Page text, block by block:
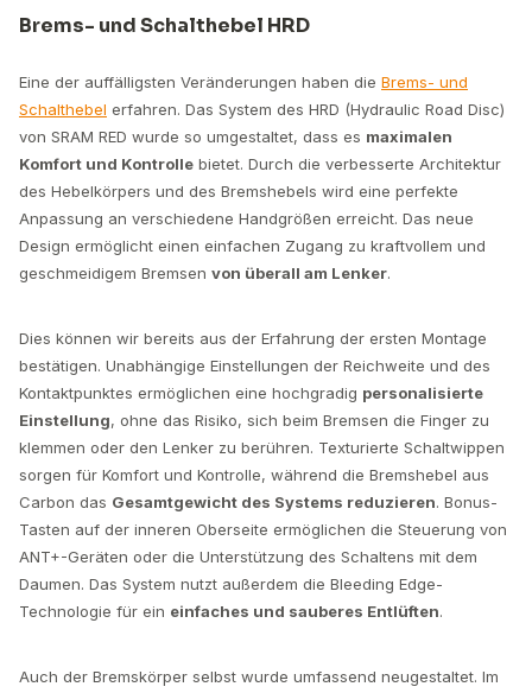
Brems- und Schalthebel HRD
Eine der auffälligsten Veränderungen haben die Brems- und
Schalthebel erfahren. Das System des HRD (Hydraulic Road Disc)
von SRAM RED wurde so umgestaltet, dass es maximalen
Komfort und Kontrolle bietet. Durch die verbesserte Architektur
des Hebelkörpers und des Bremshebels wird eine perfekte
Anpassung an verschiedene Handgrößen erreicht. Das neue
Design ermöglicht einen einfachen Zugang zu kraftvollem und
geschmeidigem Bremsen von überall am Lenker.
Dies können wir bereits aus der Erfahrung der ersten Montage
bestätigen. Unabhängige Einstellungen der Reichweite und des
Kontaktpunktes ermöglichen eine hochgradig personalisierte
Einstellung, ohne das Risiko, sich beim Bremsen die Finger zu
klemmen oder den Lenker zu berühren. Texturierte Schaltwippen
sorgen für Komfort und Kontrolle, während die Bremshebel aus
Carbon das Gesamtgewicht des Systems reduzieren. Bonus-
Tasten auf der inneren Oberseite ermöglichen die Steuerung von
ANT+-Geräten oder die Unterstützung des Schaltens mit dem
Daumen. Das System nutzt außerdem die Bleeding Edge-
Technologie für ein einfaches und sauberes Entlüften.
Auch der Bremskörper selbst wurde umfassend neugestaltet. Im